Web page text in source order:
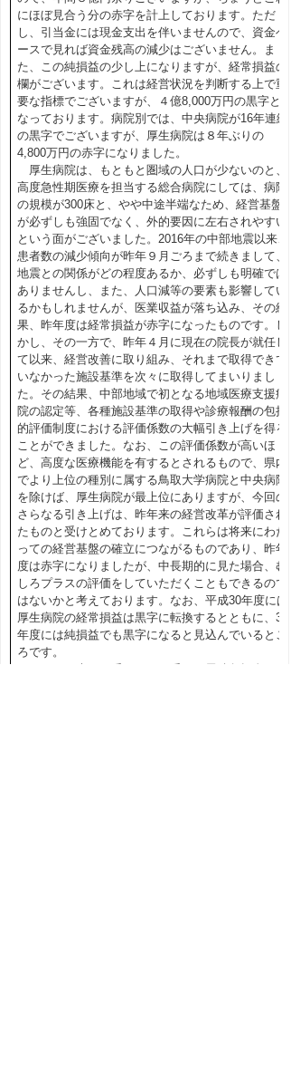
にほぼ見合う分の赤字を計上しております。ただ
し、引当金には現金支出を伴いませんので、資金ベ
ースで見れば資金残高の減少はございません。ま
た、この純損益の少し上になりますが、経常損益の
欄がございます。これは経営状況を判断する上で重
要な指標でございますが、４億8,000万円の黒字と
なっております。病院別では、中央病院が16年連続
の黒字でございますが、厚生病院は８年ぶりの
4,800万円の赤字になりました。
厚生病院は、もともと圏域の人口が少ないのと、
高度急性期医療を担当する総合病院にしては、病院
の規模が300床と、やや中途半端なため、経営基盤
が必ずしも強固でなく、外的要因に左右されやすい
という面がございました。2016年の中部地震以来、
患者数の減少傾向が昨年９月ごろまで続きまして、
地震との関係がどの程度あるか、必ずしも明確では
ありませんし、また、人口減等の要素も影響してい
るかもしれませんが、医業収益が落ち込み、その結
果、昨年度は経常損益が赤字になったものです。し
かし、その一方で、昨年４月に現在の院長が就任し
て以来、経営改善に取り組み、それまで取得できて
いなかった施設基準を次々に取得してまいりまし
た。その結果、中部地域で初となる地域医療支援病
院の認定等、各種施設基準の取得や診療報酬の包括
的評価制度における評価係数の大幅引き上げを得る
ことができました。なお、この評価係数が高いほ
ど、高度な医療機能を有するとされるもので、県内
でより上位の種別に属する鳥取大学病院と中央病院
を除けば、厚生病院が最上位にありますが、今回の
さらなる引き上げは、昨年来の経営改革が評価され
たものと受けとめております。これらは将来にわた
っての経営基盤の確立につながるものであり、昨年
度は赤字になりましたが、中長期的に見た場合、む
しろプラスの評価をしていただくこともできるので
はないかと考えております。なお、平成30年度には
厚生病院の経常損益は黒字に転換するとともに、31
年度には純損益でも黒字になると見込んでいるとこ
ろです。